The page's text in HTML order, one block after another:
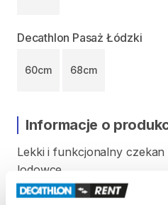
Decathlon Pasaż Łódzki
60cm 68cm
Informacje o
Lekki i funkcjonalny czekan
lodowce.
Stalowy dziób bardzo